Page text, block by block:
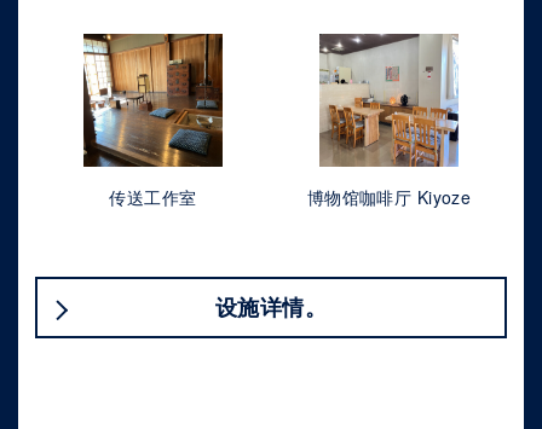
传送工作室 博物馆咖啡厅 Kiyoze
设施详情。